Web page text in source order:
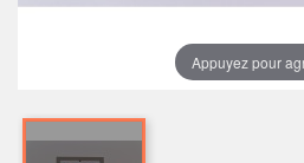
Appuyez pour